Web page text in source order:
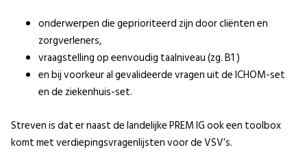
onderwerpen die geprioriteerd zijn door cliënten en
zorgverleners,
vraagstelling op eenvoudig taalniveau (zg. B1 )
en bij voorkeur al gevalideerde vragen uit de ICHOM-set
en de ziekenhuis-set.
Streven is dat er naast de landelijke PREM IG ook een toolbox
komt met verdiepingsvragenlijsten voor de VSV’s.